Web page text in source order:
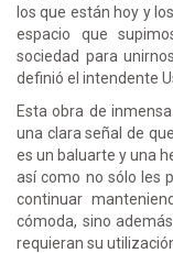
los que están hoy y
espacio que
sociedad para
definió el intendente
Esta obra de
una clara señal de
es un baluarte y una
así como no sólo les
continuar
cómoda, sino
requieran su